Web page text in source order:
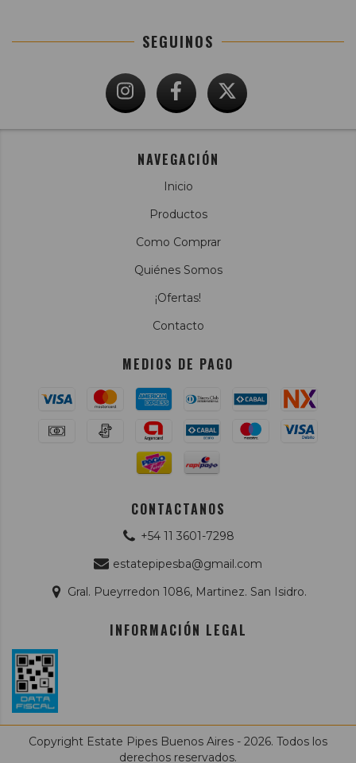
SEGUINOS
NAVEGACIÓN
Inicio
Productos
Como Comprar
Quiénes Somos
¡Ofertas!
Contacto
MEDIOS DE PAGO
CONTACTANOS
+54 11 3601-7298
estatepipesba@gmail.com
Gral. Pueyrredon 1086, Martinez. San Isidro.
INFORMACIÓN LEGAL
Copyright Estate Pipes Buenos Aires - 2026. Todos los
derechos reservados.